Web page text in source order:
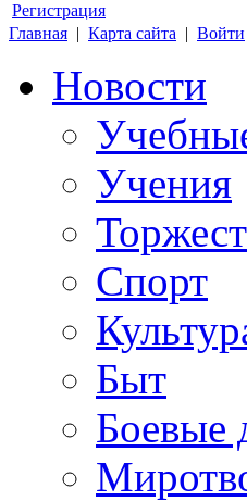
Регистрация
Главная | Карта сайта | Войти
Новости
Учения
Спорт
Быт
Боевые